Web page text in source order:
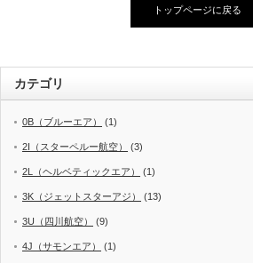
トップページに戻る
カテゴリ
0B（ブルーエア） (1)
2I（スターペルー航空） (3)
2L（ヘルベティックエア） (1)
3K（ジェットスターアジ） (13)
3U（四川航空） (9)
4J（サモンエア） (1)